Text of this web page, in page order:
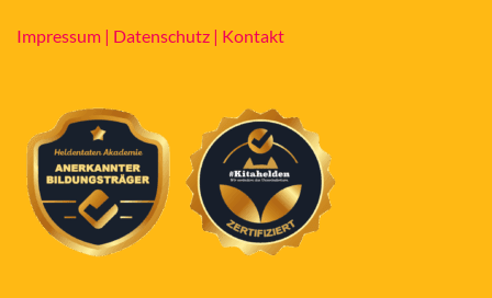
Impressum | Datenschutz | Kontakt